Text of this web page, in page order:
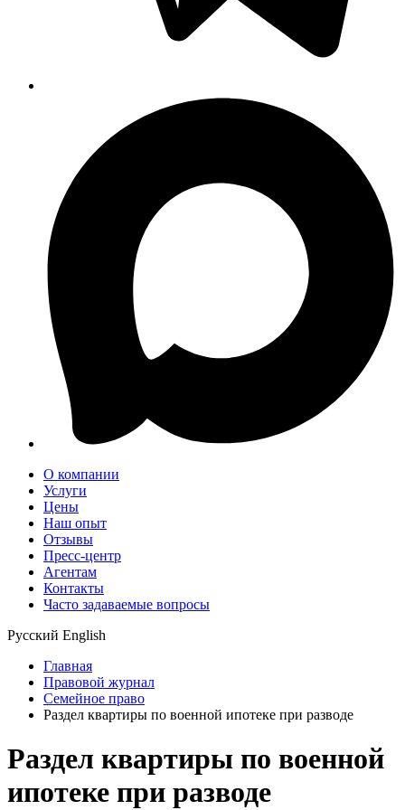
О компании
Услуги
Цены
Наш опыт
Отзывы
Пресс-центр
Агентам
Контакты
Часто задаваемые вопросы
Русский English
Главная
Правовой журнал
Семейное право
Раздел квартиры по военной ипотеке при разводе
Раздел квартиры по военной
ипотеке при разводе